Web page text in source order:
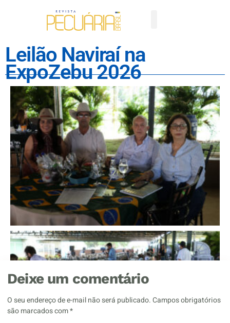
Leilão Naviraí na
ExpoZebu 2026
Deixe um comentário
O seu endereço de e-mail não será publicado.Campos obrigatórios
são marcados com*